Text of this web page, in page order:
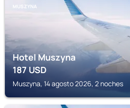
MUSZYNA
Hotel Muszyna
187USD
Muszyna, 14 agosto 2026, 2 noches